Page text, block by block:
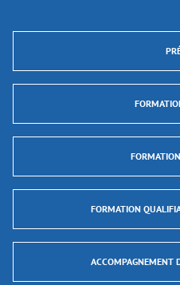
FORMATION
ACCOMPAGNEMENT